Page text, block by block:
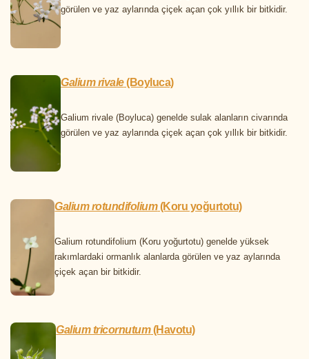
görülen ve yaz aylarında çiçek açan çok yıllık bir bitkidir.
Galium rivale(Boyluca)
Galium rivale (Boyluca) genelde sulak alanların civarında
görülen ve yaz aylarında çiçek açan çok yıllık bir bitkidir.
Galium rotundifolium(Koru yoğurtotu)
Galium rotundifolium (Koru yoğurtotu) genelde yüksek
rakımlardaki ormanlık alanlarda görülen ve yaz aylarında
çiçek açan bir bitkidir.
Galium tricornutum(Havotu)